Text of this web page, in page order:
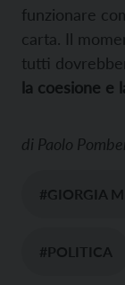
funzionare
carta. Il
tutti
la coesione e
di Paolo
#GIORGIA
#POLITICA